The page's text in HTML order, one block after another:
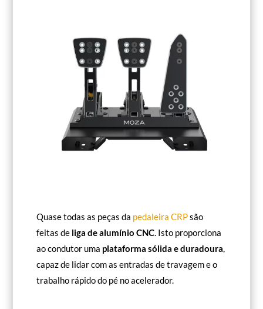
Quase todas as peças da pedaleira CRPsão
feitas de liga de alumínio CNC. Isto proporciona
ao condutor uma plataforma sólida e duradoura,
capaz de lidar com as entradas de travagem e o
trabalho rápido do pé no acelerador.